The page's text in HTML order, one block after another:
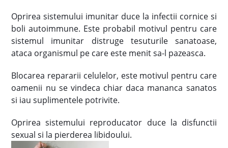
Oprirea sistemului imunitar duce la infectii cornice si
boli autoimmune. Este probabil motivul pentru care
sistemul imunitar distruge tesuturile sanatoase,
ataca organismul pe care este menit sa-l pazeasca.
Blocarea repararii celulelor, este motivul pentru care
oamenii nu se vindeca chiar daca mananca sanatos
si iau suplimentele potrivite.
Oprirea sistemului reproducator duce la disfunctii
sexual si la pierderea libidoului.